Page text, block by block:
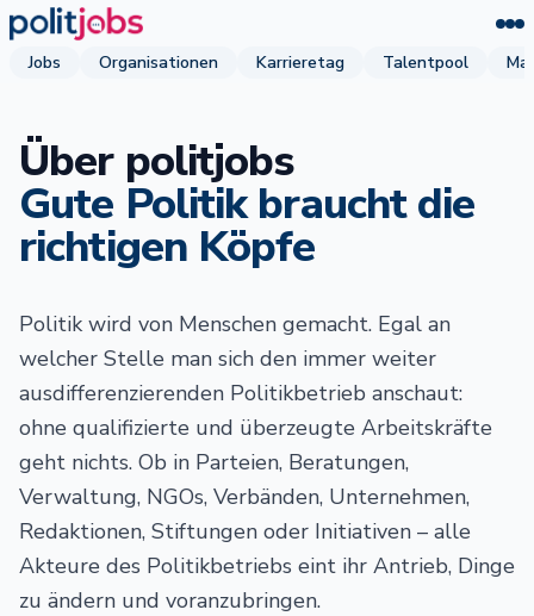
Jobs Organisationen Karrieretag Talentpool
Über politjobs
Gute Politik braucht die
richtigen Köpfe
Politik wird von Menschen gemacht. Egal an
welcher Stelle man sich den immer weiter
ausdifferenzierenden Politikbetrieb anschaut:
ohne qualifizierte und überzeugte Arbeitskräfte
geht nichts. Ob in Parteien, Beratungen,
Verwaltung, NGOs, Verbänden, Unternehmen,
Redaktionen, Stiftungen oder Initiativen – alle
Akteure des Politikbetriebs eint ihr Antrieb, Dinge
zu ändern und voranzubringen.